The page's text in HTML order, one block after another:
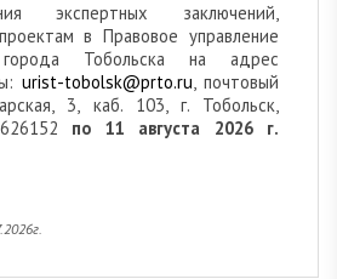
экспертных заключений,
в Правовое управление
города Тобольска на адрес
urist-tobolsk@prto.ru, почтовый
3, каб. 103, г. Тобольск,
по 11 августа 2026 г.